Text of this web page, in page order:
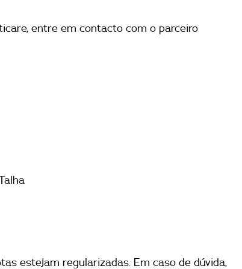
entre em contacto com o parceiro
estejam regularizadas. Em caso de dúvida,